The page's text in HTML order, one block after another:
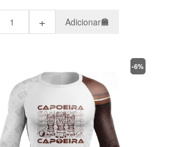
+ Adicionar
-6%